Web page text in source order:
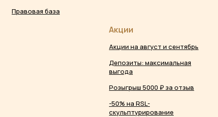
Правовая база
Акции
Акции на август и сентябрь
Депозиты: максимальная
выгода
Розыгрыш 5000 ₽ за отзыв
-50% на RSL-
скульптурирование